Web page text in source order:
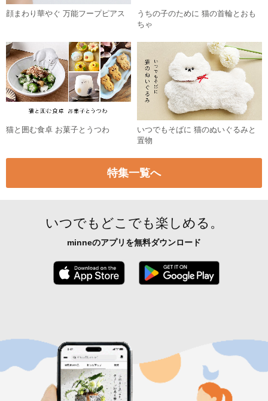
顔まわり華やぐ 万能フープピアス
うちの子のために 猫の首輪とおも
ちゃ
猫と囲む食卓 お菓子とうつわ
いつでもそばに 猫のぬいぐるみと
置物
特集一覧へ
いつでもどこでも楽しめる。
minneのアプリを無料ダウンロード
App Store からダウンロード